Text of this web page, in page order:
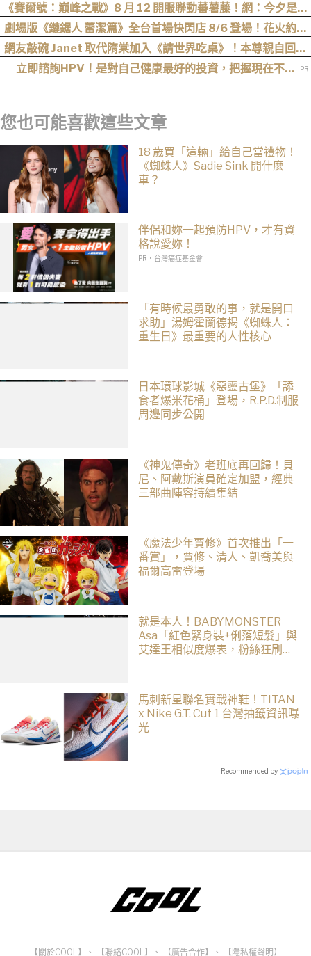
《賽爾號：巔峰之戰》8 月 12 開服聯動蕃薯藤！網：今夕是何
年？
劇場版《鏈鋸人 蕾潔篇》全台首場快閃店 8/6 登場！花火約會
場景、限定周邊一次看
網友敲碗 Janet 取代隋棠加入《請世界吃桌》！本尊親自回應
了…
立即諮詢HPV！是對自己健康最好的投資，把握現在不嫌
您也可能喜歡這些文章
18 歲買「這輛」給自己當禮物！
《蜘蛛人》Sadie Sink 開什麼
車？
伴侶和妳一起預防HPV，才有資
格說愛妳！
PR・台灣癌症基金會
「有時候最勇敢的事，就是開口
求助」湯姆霍蘭德揭《蜘蛛人：
重生日》最重要的人性核心
日本環球影城《惡靈古堡》「舔
食者爆米花桶」登場，R.P.D.制服
周邊同步公開
《神鬼傳奇》老班底再回歸！貝
尼、阿戴斯演員確定加盟，經典
三部曲陣容持續集結
《魔法少年賈修》首次推出「一
番賞」，賈修、清人、凱喬美與
福爾高雷登場
就是本人！BABYMONSTER
Asa「紅色緊身裝+俐落短髮」與
艾達王相似度爆表，粉絲狂刷
馬刺新星聯名實戰神鞋！TITAN
x Nike G.T. Cut 1 台灣抽籤資訊曝
光
Recommended by
【關於COOL】 、 【聯絡COOL】 、 【廣告合作】 、 【隱私權聲明】